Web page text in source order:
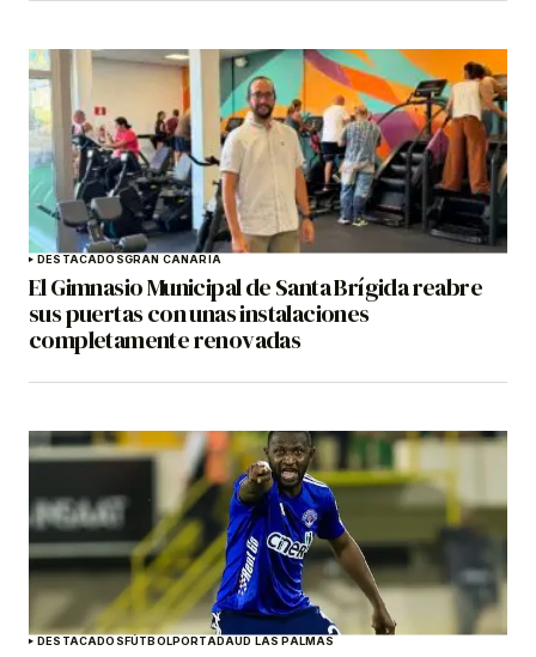
DESTACADOSGRAN CANARIA
El Gimnasio Municipal de Santa Brígida reabre
sus puertas con unas instalaciones
completamente renovadas
DESTACADOSFÚTBOLPORTADAUD LAS PALMAS